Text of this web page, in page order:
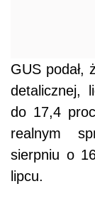
GUS podał,
detalicznej,
do 17,4
realnym
sierpniu o
lipcu.